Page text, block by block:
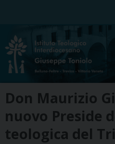
content
Don Maurizio
nuovo Preside
teologica del